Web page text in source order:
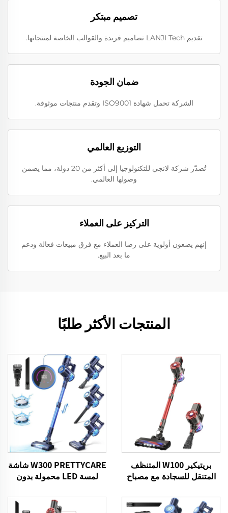
تصميم مبتكر
تقديم LANJI Tech تصاميم فريدة والقوالب الخاصة لمنتجاتها.
ضمان الجودة
الشركة تحمل شهادة ISO9001 وتقدم منتجات موثوقة.
التوزيع العالمي
تُصدّر شركة لانجي للتكنولوجيا إلى أكثر من 20 دولة، مما يضمن
وصولها العالمي.
التركيز على العملاء
إنهم يضعون أولوية على رضا العملاء مع فرق مبيعات فعالة ودعم
ما بعد البيع.
المنتجات الأكثر طلبًا
بريتيكير W100 المتنظف
المتنقل للسجادة مع مصباح
W300 PRETTYCARE شاشة
لمسة LED محمولة بدون
الكهرباء